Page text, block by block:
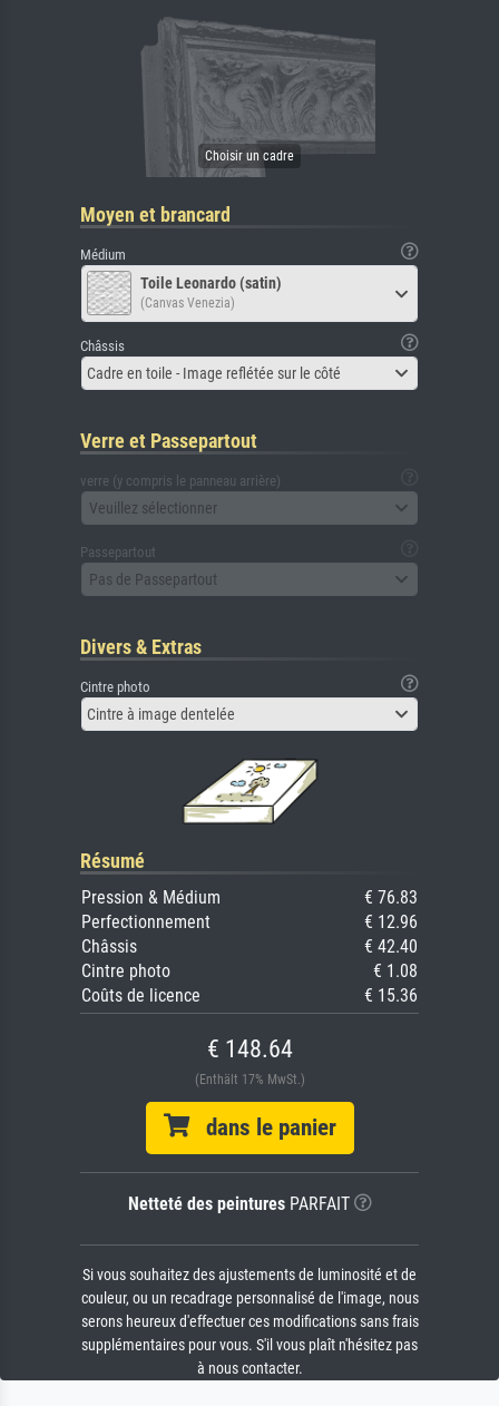
Moyen et brancard
Médium
Toile Leonardo (satin)
(Canvas Venezia)
Châssis
Cadre en toile - Image reflétée sur le côté
Verre et Passepartout
verre (y compris le panneau arrière)
Veuillez sélectionner
Passepartout
Pas de Passepartout
Divers & Extras
Cintre photo
Cintre à image dentelée
Résumé
Pression & Médium
€ 76.83
Perfectionnement
€ 12.96
Châssis
€ 42.40
Cintre photo
€ 1.08
Coûts de licence
€ 15.36
€ 148.64
(Enthält 17% MwSt.)
dans le panier
Netteté des peinturesPARFAIT
Si vous souhaitez des ajustements de luminosité et de
couleur, ou un recadrage personnalisé de l'image, nous
serons heureux d'effectuer ces modifications sans frais
supplémentaires pour vous. S'il vous plaît n'hésitez pas
à nous contacter.